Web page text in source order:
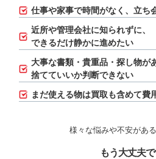
仕事や家事で時間がなく、立ち
近所や管理会社に知られずに、
できるだけ静かに進めたい
大事な書類・貴重品・探し物が
捨てていいか判断できない
まだ使える物は買取も含めて費
様々な悩みや不安がある
もう大丈夫で